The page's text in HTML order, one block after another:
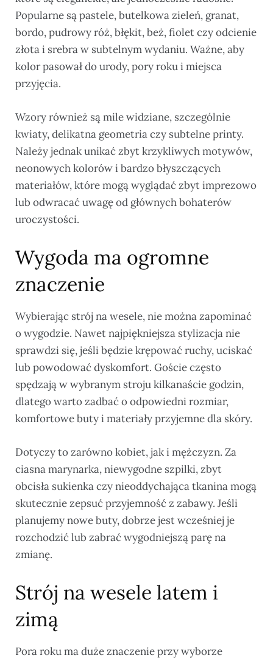
Popularne są pastele, butelkowa zieleń, granat,
bordo, pudrowy róż, błękit, beż, fiolet czy odcienie
złota i srebra w subtelnym wydaniu. Ważne, aby
kolor pasował do urody, pory roku i miejsca
przyjęcia.
Wzory również są mile widziane, szczególnie
kwiaty, delikatna geometria czy subtelne printy.
Należy jednak unikać zbyt krzykliwych motywów,
neonowych kolorów i bardzo błyszczących
materiałów, które mogą wyglądać zbyt imprezowo
lub odwracać uwagę od głównych bohaterów
uroczystości.
Wygoda ma ogromne
znaczenie
Wybierając strój na wesele, nie można zapominać
o wygodzie. Nawet najpiękniejsza stylizacja nie
sprawdzi się, jeśli będzie krępować ruchy, uciskać
lub powodować dyskomfort. Goście często
spędzają w wybranym stroju kilkanaście godzin,
dlatego warto zadbać o odpowiedni rozmiar,
komfortowe buty i materiały przyjemne dla skóry.
Dotyczy to zarówno kobiet, jak i mężczyzn. Za
ciasna marynarka, niewygodne szpilki, zbyt
obcisła sukienka czy nieoddychająca tkanina mogą
skutecznie zepsuć przyjemność z zabawy. Jeśli
planujemy nowe buty, dobrze jest wcześniej je
rozchodzić lub zabrać wygodniejszą parę na
zmianę.
Strój na wesele latem i
zimą
Pora roku ma duże znaczenie przy wyborze